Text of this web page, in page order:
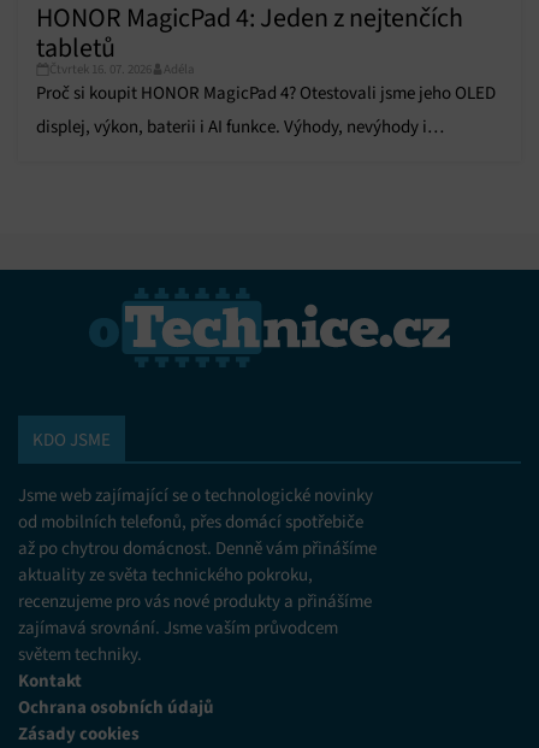
HONOR MagicPad 4: Jeden z nejtenčích
tabletů
Čtvrtek 16. 07. 2026 Adéla
Proč si koupit HONOR MagicPad 4? Otestovali jsme jeho OLED
displej, výkon, baterii i AI funkce. Výhody, nevýhody i
KDO JSME
Jsme web zajímající se o technologické novinky
od mobilních telefonů, přes domácí spotřebiče
až po chytrou domácnost. Denně vám přinášíme
aktuality ze světa technického pokroku,
recenzujeme pro vás nové produkty a přinášíme
zajímavá srovnání. Jsme vaším průvodcem
světem techniky.
Kontakt
Ochrana osobních údajů
Zásady cookies